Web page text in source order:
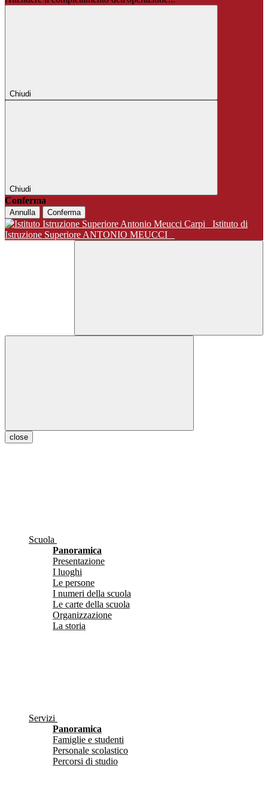
Chiudi
Chiudi
Conferma
Annulla Conferma
Istituto di
Istruzione Superiore ANTONIO MEUCCI
close
Scuola
Panoramica
Presentazione
I luoghi
Le persone
I numeri della scuola
Le carte della scuola
Organizzazione
La storia
Servizi
Panoramica
Famiglie e studenti
Personale scolastico
Percorsi di studio